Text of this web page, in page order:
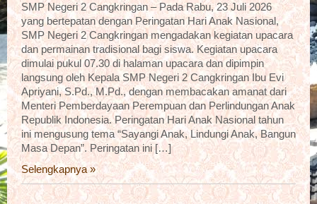
SMP Negeri 2 Cangkringan – Pada Rabu, 23 Juli 2026
yang bertepatan dengan Peringatan Hari Anak Nasional,
SMP Negeri 2 Cangkringan mengadakan kegiatan upacara
dan permainan tradisional bagi siswa. Kegiatan upacara
dimulai pukul 07.30 di halaman upacara dan dipimpin
langsung oleh Kepala SMP Negeri 2 Cangkringan Ibu Evi
Apriyani, S.Pd., M.Pd., dengan membacakan amanat dari
Menteri Pemberdayaan Perempuan dan Perlindungan Anak
Republik Indonesia. Peringatan Hari Anak Nasional tahun
ini mengusung tema “Sayangi Anak, Lindungi Anak, Bangun
Masa Depan”. Peringatan ini […]
Selengkapnya »